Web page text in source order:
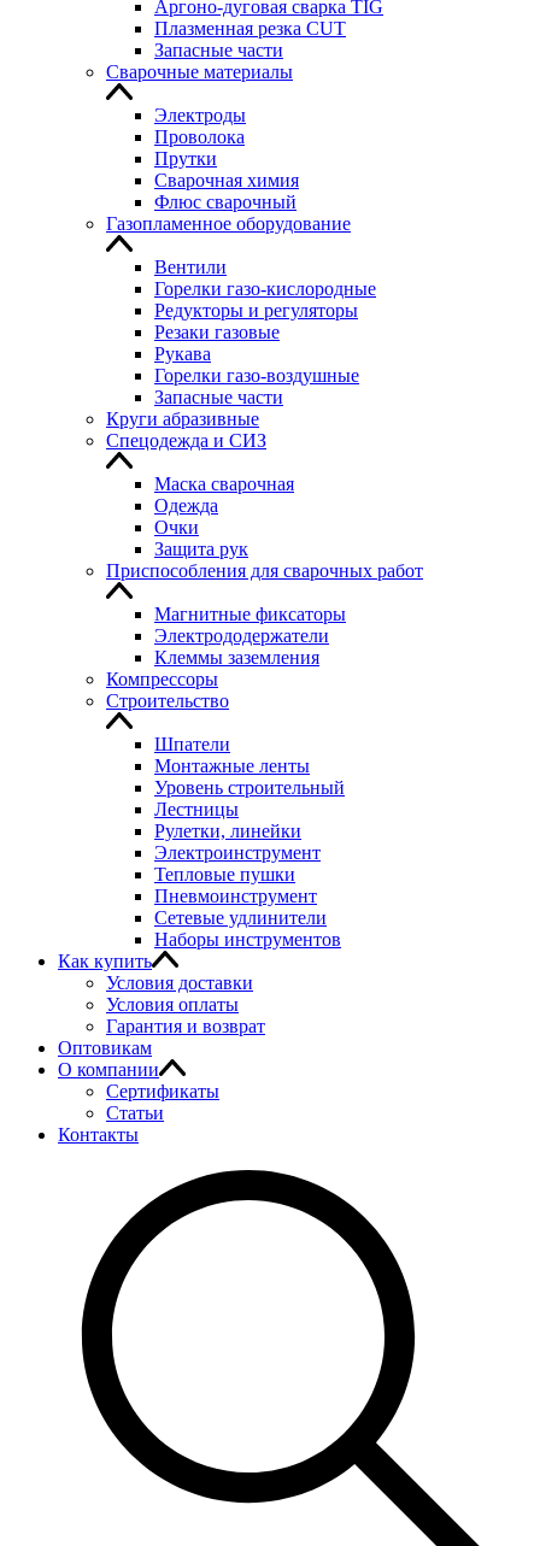
Аргоно-дуговая сварка TIG
Плазменная резка CUT
Запасные части
Сварочные материалы
Электроды
Проволока
Прутки
Сварочная химия
Флюс сварочный
Газопламенное оборудование
Вентили
Горелки газо-кислородные
Редукторы и регуляторы
Резаки газовые
Рукава
Горелки газо-воздушные
Запасные части
Круги абразивные
Спецодежда и СИЗ
Маска сварочная
Одежда
Очки
Защита рук
Приспособления для сварочных работ
Магнитные фиксаторы
Электрододержатели
Клеммы заземления
Компрессоры
Строительство
Шпатели
Монтажные ленты
Уровень строительный
Лестницы
Рулетки, линейки
Электроинструмент
Тепловые пушки
Пневмоинструмент
Сетевые удлинители
Наборы инструментов
Как купить
Условия доставки
Условия оплаты
Гарантия и возврат
Оптовикам
О компании
Сертификаты
Статьи
Контакты